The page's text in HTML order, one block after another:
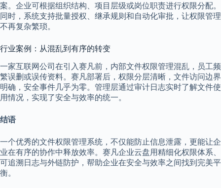
案。企业可根据组织结构、项目层级或岗位职责进行权限分配。
同时，系统支持批量授权、继承规则和自动化审批，让权限管理
不再复杂繁琐。
行业案例：从混乱到有序的转变
一家互联网公司在引入赛凡前，内部文件权限管理混乱，员工频
繁误删或误传资料。赛凡部署后，权限分层清晰，文件访问边界
明确，安全事件几乎为零。管理层通过审计日志实时了解文件使
用情况，实现了安全与效率的统一。
结语
一个优秀的文件权限管理系统，不仅能防止信息泄露，更能让企
业在有序的协作中释放效率。赛凡企业云盘用精细化权限体系、
可追溯日志与外链防护，帮助企业在安全与效率之间找到完美平
衡。